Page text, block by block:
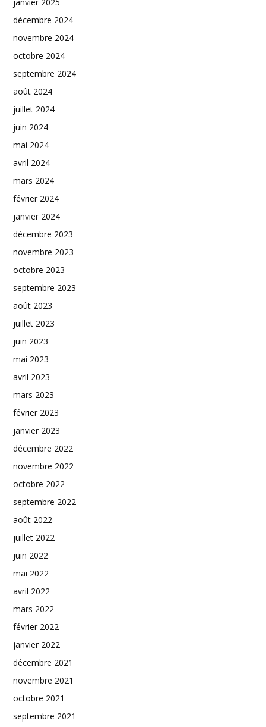
décembre 2024
novembre 2024
octobre 2024
septembre 2024
août 2024
juillet 2024
juin 2024
mai 2024
avril 2024
mars 2024
février 2024
janvier 2024
décembre 2023
novembre 2023
octobre 2023
septembre 2023
août 2023
juillet 2023
juin 2023
mai 2023
avril 2023
mars 2023
février 2023
janvier 2023
décembre 2022
novembre 2022
octobre 2022
septembre 2022
août 2022
juillet 2022
juin 2022
mai 2022
avril 2022
mars 2022
février 2022
janvier 2022
décembre 2021
novembre 2021
octobre 2021
septembre 2021